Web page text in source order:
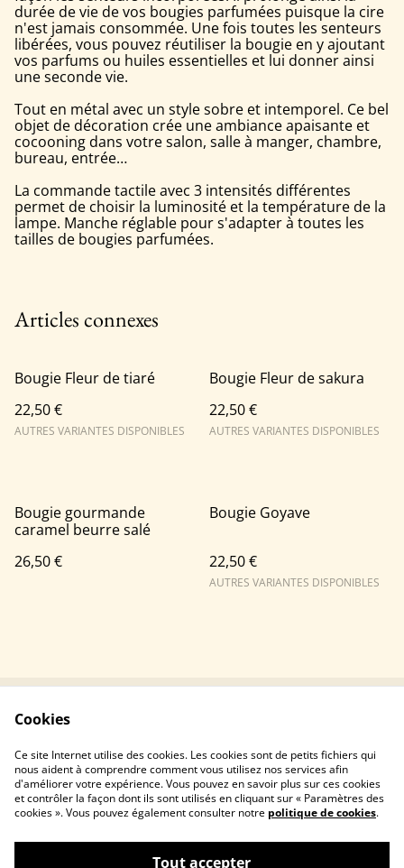
durée de vie de vos bougies parfumées puisque la cire
n'est jamais consommée. Une fois toutes les senteurs
libérées, vous pouvez réutiliser la bougie en y ajoutant
vos parfums ou huiles essentielles et lui donner ainsi
une seconde vie.
Tout en métal avec un style sobre et intemporel. Ce bel
objet de décoration crée une ambiance apaisante et
cocooning dans votre salon, salle à manger, chambre,
bureau, entrée…
La commande tactile avec 3 intensités différentes
permet de choisir la luminosité et la température de la
lampe. Manche réglable pour s'adapter à toutes les
tailles de bougies parfumées.
Articles connexes
Bougie Fleur de tiaré
22,50 €
AUTRES VARIANTES DISPONIBLES
Bougie Fleur de sakura
22,50 €
AUTRES VARIANTES DISPONIBLES
Bougie gourmande
caramel beurre salé
26,50 €
Bougie Goyave
22,50 €
AUTRES VARIANTES DISPONIBLES
Politiques de
confidentialité
Politiques de cookie
Cookies
Ce site Internet utilise des cookies. Les cookies sont de petits fichiers qui
nous aident à comprendre comment vous utilisez nos services afin
d'améliorer votre expérience. Vous pouvez en savoir plus sur ces cookies
et contrôler la façon dont ils sont utilisés en cliquant sur « Paramètres des
cookies ». Vous pouvez également consulter notre politique de cookies.
Tout accepter